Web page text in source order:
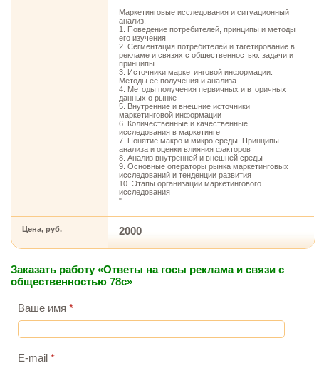
Маркетинговые исследования и ситуационный
анализ.
1. Поведение потребителей, принципы и методы
его изучения
2. Сегментация потребителей и тагетирование в
рекламе и связях с общественностью: задачи и
принципы
3. Источники маркетинговой информации.
Методы ее получения и анализа
4. Методы получения первичных и вторичных
данных о рынке
5. Внутренние и внешние источники
маркетинговой информации
6. Количественные и качественные
исследования в маркетинге
7. Понятие макро и микро среды. Принципы
анализа и оценки влияния факторов
8. Анализ внутренней и внешней среды
9. Основные операторы рынка маркетинговых
исследований и тенденции развития
10. Этапы организации маркетингового
исследования
"
Цена, руб. 2000
Заказать работу «Ответы на госы реклама и связи с
общественностью 78с»
Ваше имя *
E-mail *